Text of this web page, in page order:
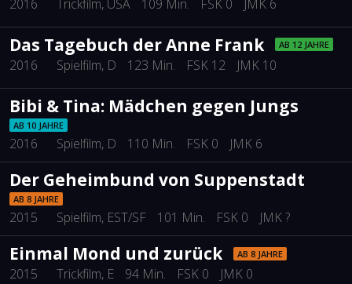
2016 Trickfilm, USA 109 Min. FSK 0 JMK 6
Das Tagebuch der Anne Frank AB 12 JAHRE
2016 Spielfilm, D 123 Min. FSK 12 JMK 10
Bibi & Tina: Mädchen gegen Jungs
AB 10 JAHRE
2016 Spielfilm, D 110 Min. FSK 0 JMK 6
Der Geheimbund von Suppenstadt
AB 8 JAHRE
2015 Spielfilm, EST/SF 101 Min. FSK 0 JMK ?
Einmal Mond und zurück AB 8 JAHRE
2015 Trickfilm, E 94 Min. FSK 0 JMK 0